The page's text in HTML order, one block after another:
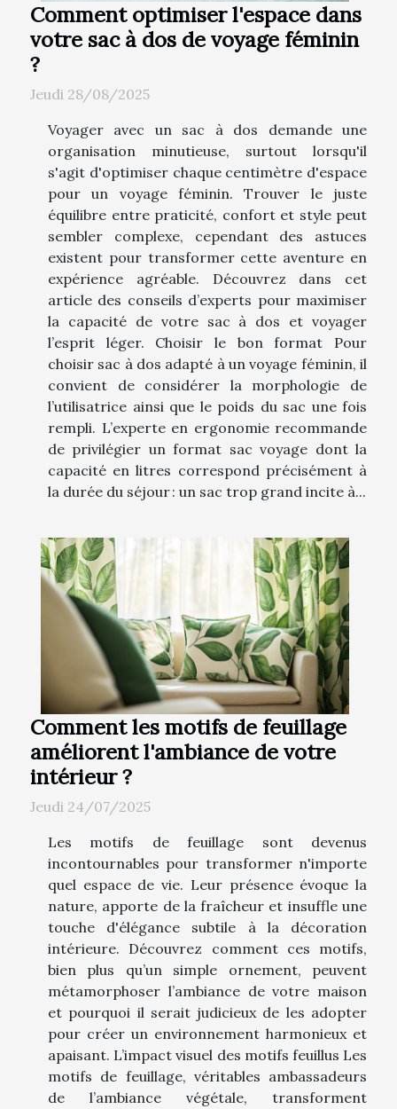
Comment optimiser l'espace dans
votre sac à dos de voyage féminin
?
Jeudi 28/08/2025
Voyager avec un sac à dos demande une
organisation minutieuse, surtout lorsqu'il
s'agit d'optimiser chaque centimètre d'espace
pour un voyage féminin. Trouver le juste
équilibre entre praticité, confort et style peut
sembler complexe, cependant des astuces
existent pour transformer cette aventure en
expérience agréable. Découvrez dans cet
article des conseils d’experts pour maximiser
la capacité de votre sac à dos et voyager
l’esprit léger. Choisir le bon format Pour
choisir sac à dos adapté à un voyage féminin, il
convient de considérer la morphologie de
l’utilisatrice ainsi que le poids du sac une fois
rempli. L’experte en ergonomie recommande
de privilégier un format sac voyage dont la
capacité en litres correspond précisément à
la durée du séjour : un sac trop grand incite à...
Comment les motifs de feuillage
améliorent l'ambiance de votre
intérieur ?
Jeudi 24/07/2025
Les motifs de feuillage sont devenus
incontournables pour transformer n'importe
quel espace de vie. Leur présence évoque la
nature, apporte de la fraîcheur et insuffle une
touche d'élégance subtile à la décoration
intérieure. Découvrez comment ces motifs,
bien plus qu’un simple ornement, peuvent
métamorphoser l’ambiance de votre maison
et pourquoi il serait judicieux de les adopter
pour créer un environnement harmonieux et
apaisant. L’impact visuel des motifs feuillus Les
motifs de feuillage, véritables ambassadeurs
de l’ambiance végétale, transforment